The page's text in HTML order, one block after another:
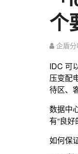
个
企盾分
IDC 可
压变配
待区、
数据中
有“良好
如何保